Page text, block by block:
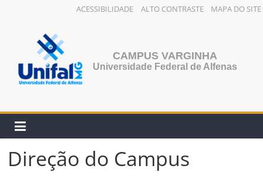
ACESSIBILIDADE ALTO CONTRASTE MAPA DO SITE
CAMPUS VARGINHA
Universidade Federal de Alfenas
Direção do Campus